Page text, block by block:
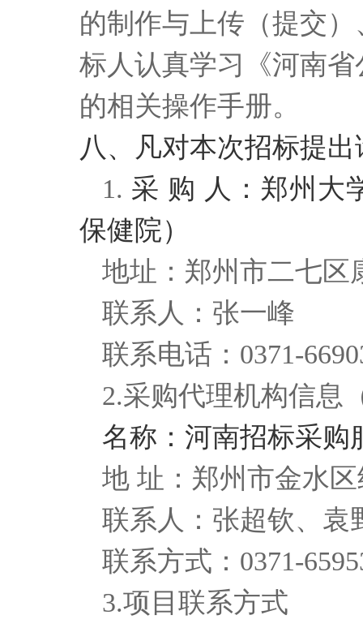
的制作与上传（提交
标人认真学习《河南
的相关操作手册。
八、凡对本次招标提
1. 采 购 人：郑州大
保健院）
地址：郑州市二七区
联系人：张一峰
联系电话：0371-
2.采购代理机构信息
名称：河南招标采购
地 址：郑州市金水
联系人：张超钦、袁
联系方式：0371-
3.项目联系方式